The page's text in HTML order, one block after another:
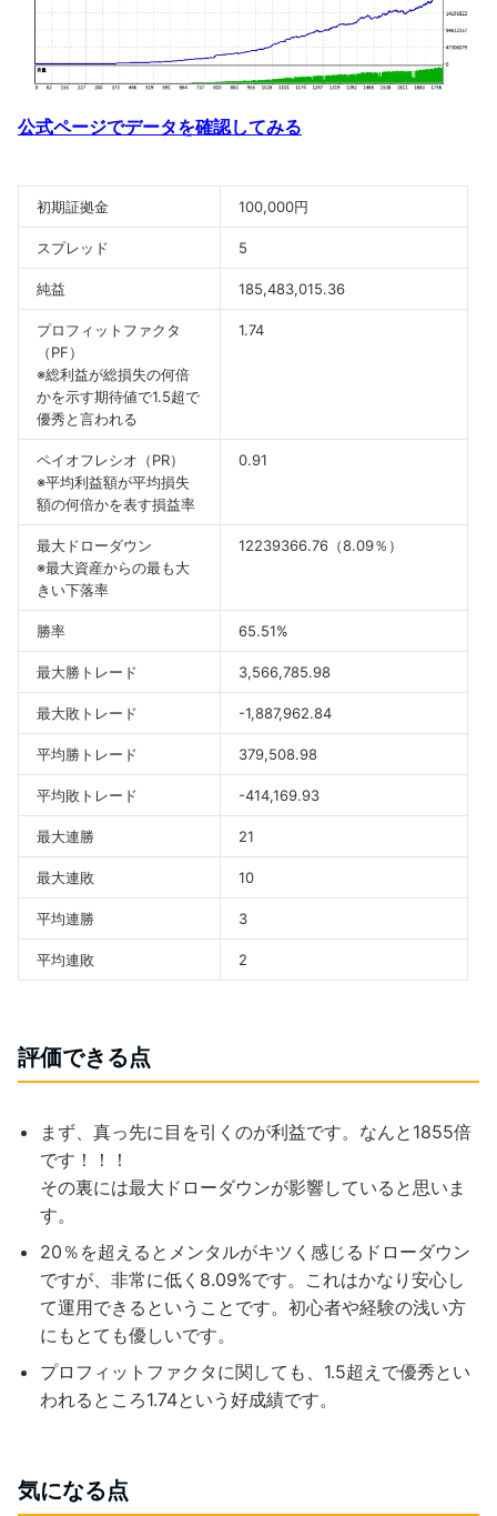
公式ページでデータを確認してみる
初期証拠金 100,000円
スプレッド 5
純益 185,483,015.36
プロフィットファクタ
（PF）
※総利益が総損失の何倍
かを示す期待値で1.5超で
優秀と言われる
1.74
ペイオフレシオ（PR）
※平均利益額が平均損失
額の何倍かを表す損益率
0.91
最大ドローダウン
※最大資産からの最も大
きい下落率
12239366.76（8.09％）
勝率 65.51%
最大勝トレード 3,566,785.98
最大敗トレード -1,887,962.84
平均勝トレード 379,508.98
平均敗トレード -414,169.93
最大連勝 21
最大連敗 10
平均連勝 3
平均連敗 2
評価できる点
まず、真っ先に目を引くのが利益です。なんと1855倍
です！！！
その裏には最大ドローダウンが影響していると思いま
す。
20％を超えるとメンタルがキツく感じるドローダウン
ですが、非常に低く8.09%です。これはかなり安心し
て運用できるということです。初心者や経験の浅い方
にもとても優しいです。
プロフィットファクタに関しても、1.5超えで優秀とい
われるところ1.74という好成績です。
気になる点